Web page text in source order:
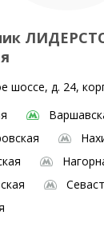
шоссе, д. 24,